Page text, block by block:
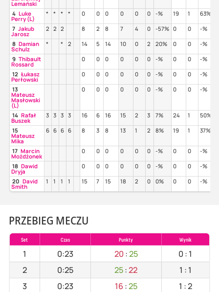
Lemański
4 Luke
Perry (L)
* * * * 0 0 0 0 0 0 -% 19 1 63%
7 Jakub
Jarosz
2 2 2 8 2 8 7 4 0 -57% 0 0 -%
8 Damian
Schulz
* * 2 14 5 14 10 0 2 20% 0 0 -%
9 Thibault
Rossard
0 0 0 0 0 0 -% 0 0 -%
12 Łukasz
Perłowski
0 0 0 0 0 0 -% 0 0 -%
13
Mateusz
Masłowski
(L)
0 0 0 0 0 0 -% 0 0 -%
14 Rafał
Buszek
3 3 3 3 16 6 16 15 2 3 7% 24 1 50%
15
Mateusz
Mika
6 6 6 6 8 3 8 13 1 2 8% 19 1 37%
17 Marcin
Możdżonek
0 0 0 0 0 0 -% 0 0 -%
18 Dawid
Dryja
0 0 0 0 0 0 -% 0 0 -%
20 David
Smith
1 1 1 1 15 7 15 18 2 0 0% 0 0 -%
PRZEBIEG MECZU
Set Czas Punkty Wynik
1 0:23 20 :25 0 : 1
2
0:25 25:22 1 : 1
3
0:23 16:25 1 :2